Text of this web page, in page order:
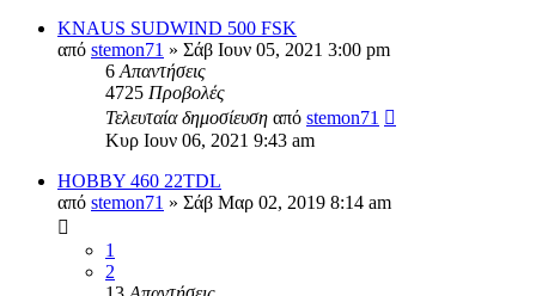
KNAUS SUDWIND 500 FSK
από stemon71 » Σάβ Ιουν 05, 2021 3:00 pm
6 Απαντήσεις
4725 Προβολές
Τελευταία δημοσίευση από stemon71
Κυρ Ιουν 06, 2021 9:43 am
HOBBY 460 22TDL
από stemon71 » Σάβ Μαρ 02, 2019 8:14 am
1
2